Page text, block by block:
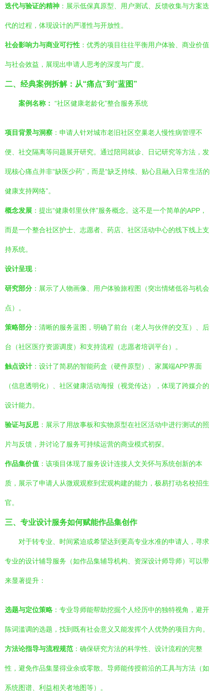
迭代与验证的精神 ：展示低保真原型、用户测试、反馈收集与方案迭
代的过程，体现设计的严谨性与开放性。
社会影响力与商业可行性 ：优秀的项目往往平衡用户体验、商业价值
与社会效益，展现出申请人思考的深度与广度。
二、经典案例拆解：从“痛点”到“蓝图”
案例名称： “社区健康老龄化”整合服务系统
项目背景与洞察 ：申请人针对城市老旧社区空巢老人慢性病管理不
便、社交隔离等问题展开研究。通过陪同就诊、日记研究等方法，发
现核心痛点并非“缺医少药”，而是“缺乏持续、贴心且融入日常生活的
健康支持网络”。
概念发展 ：提出“健康邻里伙伴”服务概念。这不是一个简单的APP，
而是一个整合社区护士、志愿者、药店、社区活动中心的线下线上支
持系统。
设计呈现：
研究部分 ：展示了人物画像、用户体验旅程图（突出情绪低谷与机会
点）。
策略部分 ：清晰的服务蓝图，明确了前台（老人与伙伴的交互）、后
台（社区医疗资源调度）和支持流程（志愿者培训平台）。
触点设计 ：设计了简易的智能药盒（硬件原型）、家属端APP界面
（信息透明化）、社区健康活动海报（视觉传达），体现了跨媒介的
设计能力。
验证与反思 ：展示了用故事板和实物原型在社区活动中进行测试的照
片与反馈，并讨论了服务可持续运营的商业模式初探。
作品集价值 ：该项目体现了服务设计连接人文关怀与系统创新的本
质，展示了申请人从微观观察到宏观构建的能力，极易打动名校招生
官。
三、专业设计服务如何赋能作品集创作
对于转专业、时间紧迫或希望达到更高专业水准的申请人，寻求
专业的设计辅导服务（如作品集辅导机构、资深设计师导师）可以带
来显著提升：
选题与定位策略 ：专业导师能帮助挖掘个人经历中的独特视角，避开
陈词滥调的选题，找到既有社会意义又能发挥个人优势的项目方向。
方法论指导与流程规范 ：确保研究方法的科学性、设计流程的完整
性，避免作品集显得业余或零散。导师能传授前沿的工具与方法（如
系统图谱、利益相关者地图等）。